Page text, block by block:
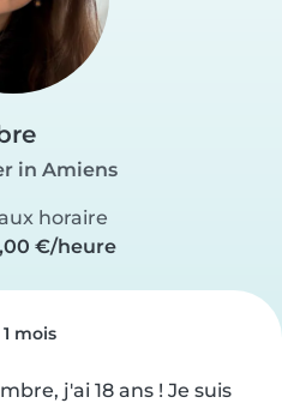
in Amiens
horaire
€/heure
mois
j'ai 18 ans ! Je suis